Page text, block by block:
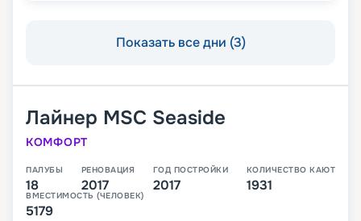
Показать все дни (3)
Лайнер MSC Seaside
КОМФОРТ
ПАЛУБЫ
18
РЕНОВАЦИЯ
2017
ГОД ПОСТРОЙКИ
2017
КОЛИЧЕСТВО КАЮТ
1931
ВМЕСТИМОСТЬ (ЧЕЛОВЕК)
5179